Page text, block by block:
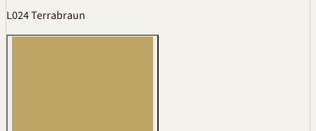
L024 Terrabraun